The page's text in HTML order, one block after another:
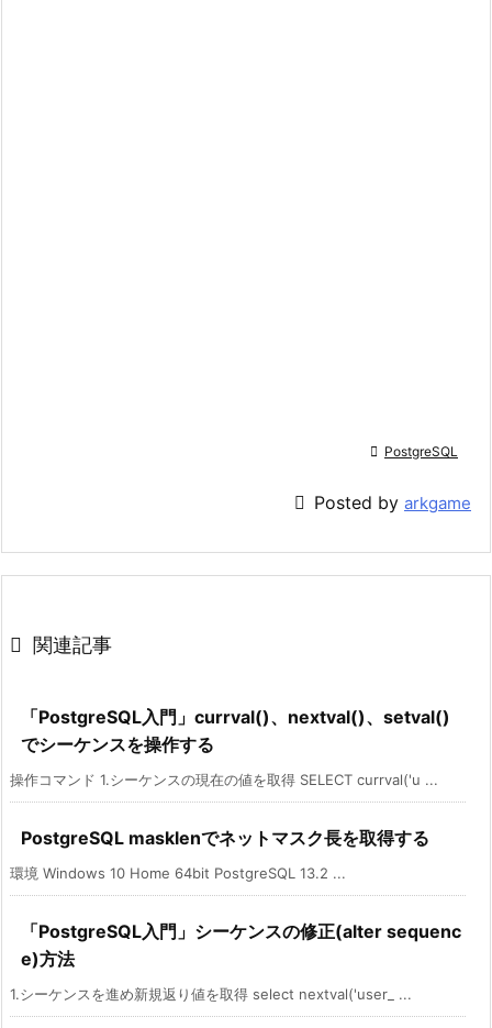
 PostgreSQL
 Posted by arkgame
 関連記事
「PostgreSQL入門」currval()、nextval()、setval()
でシーケンスを操作する
操作コマンド 1.シーケンスの現在の値を取得 SELECT currval('u ...
PostgreSQL masklenでネットマスク長を取得する
環境 Windows 10 Home 64bit PostgreSQL 13.2 ...
「PostgreSQL入門」シーケンスの修正(alter sequenc
e)方法
1.シーケンスを進め新規返り値を取得 select nextval('user_ ...